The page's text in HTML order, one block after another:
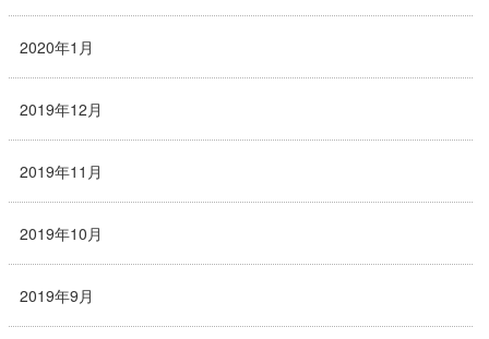
2020年1月
2019年12月
2019年11月
2019年10月
2019年9月